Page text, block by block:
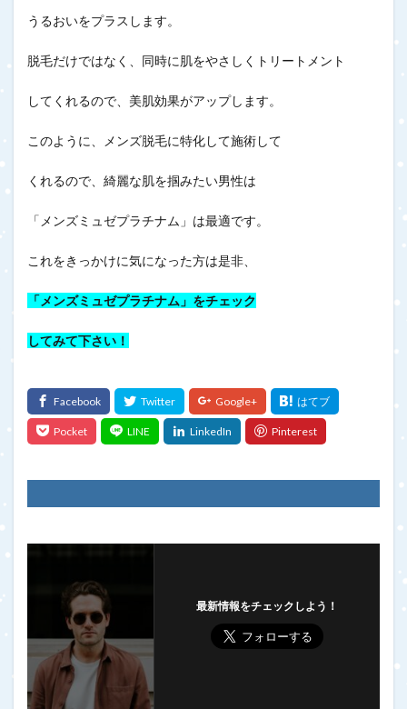
うるおいをプラスします。
脱毛だけではなく、同時に肌をやさしくトリートメント
してくれるので、美肌効果がアップします。
このように、メンズ脱毛に特化して施術して
くれるので、綺麗な肌を掴みたい男性は
「メンズミュゼプラチナム」は最適です。
これをきっかけに気になった方は是非、
「メンズミュゼプラチナム」をチェック
してみて下さい！
最新情報をチェックしよう！